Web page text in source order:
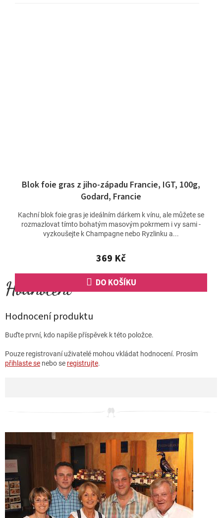
Blok foie gras z jiho-západu Francie, IGT, 100g,
Godard, Francie
369 Kč
DO KOŠÍKU
Kachní blok foie gras je ideálním dárkem k vínu, ale můžete se
rozmazlovat tímto bohatým masovým pokrmem i vy sami -
vyzkoušejte k Champagne nebo Ryzlinku a...
Hodnocení produktu
Buďte první, kdo napíše příspěvek k této položce.
Pouze registrovaní uživatelé mohou vkládat hodnocení. Prosím
přihlaste se nebo se registrujte.